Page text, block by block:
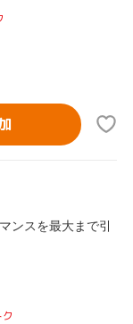
ンスを最大まで引